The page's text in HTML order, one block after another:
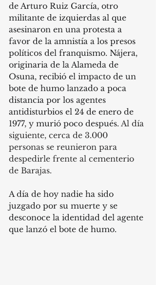
de Arturo Ruiz García, otro
militante de izquierdas al que
asesinaron en una protesta a
favor de la amnistía a los presos
políticos del franquismo. Nájera,
originaria de la Alameda de
Osuna, recibió el impacto de un
bote de humo lanzado a poca
distancia por los agentes
antidisturbios el 24 de enero de
1977, y murió poco después. Al día
siguiente, cerca de 3.000
personas se reunieron para
despedirle frente al cementerio
de Barajas.
A día de hoy nadie ha sido
juzgado por su muerte y se
desconoce la identidad del agente
que lanzó el bote de humo.